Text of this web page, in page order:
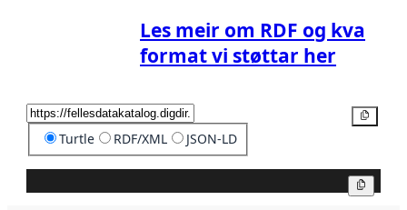
Les meir om RDF og kva
format vi støttar her
Turtle RDF/XML JSON-LD